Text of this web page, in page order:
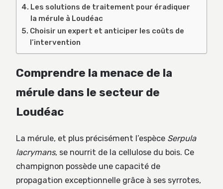
Les solutions de traitement pour éradiquer
la mérule à Loudéac
Choisir un expert et anticiper les coûts de
l’intervention
Comprendre la menace de la
mérule dans le secteur de
Loudéac
La mérule, et plus précisément l’espèce Serpula
lacrymans, se nourrit de la cellulose du bois. Ce
champignon possède une capacité de
propagation exceptionnelle grâce à ses syrrotes,